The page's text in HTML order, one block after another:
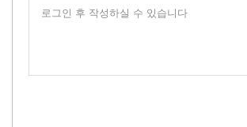
로그인 후 작성하실 수 있습니다